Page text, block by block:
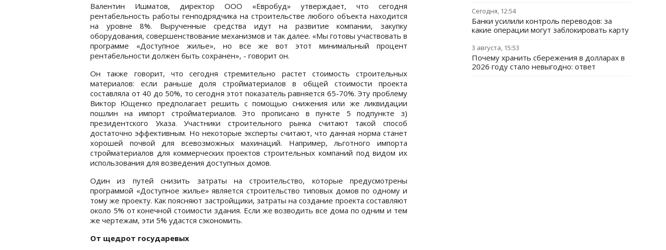
Валентин Ишматов, директор ООО «Евробуд» утверждает, что сегодня
рентабельность работы генподрядчика на строительстве любого объекта находится
на уровне 8%. Вырученные средства идут на развитие компании, закупку
оборудования, совершенствование механизмов и так далее. «Мы готовы участвовать в
программе «Доступное жилье», но все же вот этот минимальный процент
рентабельности должен быть сохранен», - говорит он.
Он также говорит, что сегодня стремительно растет стоимость строительных
материалов: если раньше доля стройматериалов в общей стоимости проекта
составляла от 40 до 50%, то сегодня этот показатель равняется 65-70%. Эту проблему
Виктор Ющенко предполагает решить с помощью снижения или же ликвидации
пошлин на импорт стройматериалов. Это прописано в пункте 5 подпункте з)
президентского Указа. Участники строительного рынка считают такой способ
достаточно эффективным. Но некоторые эксперты считают, что данная норма станет
хорошей почвой для всевозможных махинаций. Например, льготного импорта
стройматериалов для коммерческих проектов строительных компаний под видом их
использования для возведения доступных домов.
Один из путей снизить затраты на строительство, которые предусмотрены
программой «Доступное жилье» является строительство типовых домов по одному и
тому же проекту. Как поясняют застройщики, затраты на создание проекта составляют
около 5% от конечной стоимости здания. Если же возводить все дома по одним и тем
же чертежам, эти 5% удастся сэкономить.
От щедрот государевых
Сегодня, 12:54
Банки усилили контроль переводов: за
какие операции могут заблокировать карту
3 августа, 15:53
Почему хранить сбережения в долларах в
2026 году стало невыгодно: ответ